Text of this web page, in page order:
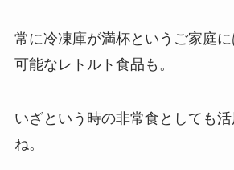
常に冷凍庫が満杯というご家庭
可能なレトルト食品も。
いざという時の非常食としても
ね。